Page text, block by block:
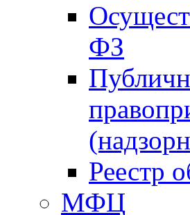
ФЗ
Реестр
МФЦ